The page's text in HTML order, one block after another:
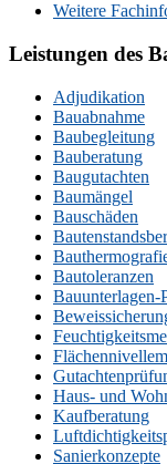
Weitere
Leistungen des
Adjudikation
Bauabnahme
Baubegleitung
Bauberatung
Baugutachten
Baumängel
Bauschäden
Bautoleranzen
Bauunterlagen-
Haus- und
Kaufberatung
Sanierkonzepte